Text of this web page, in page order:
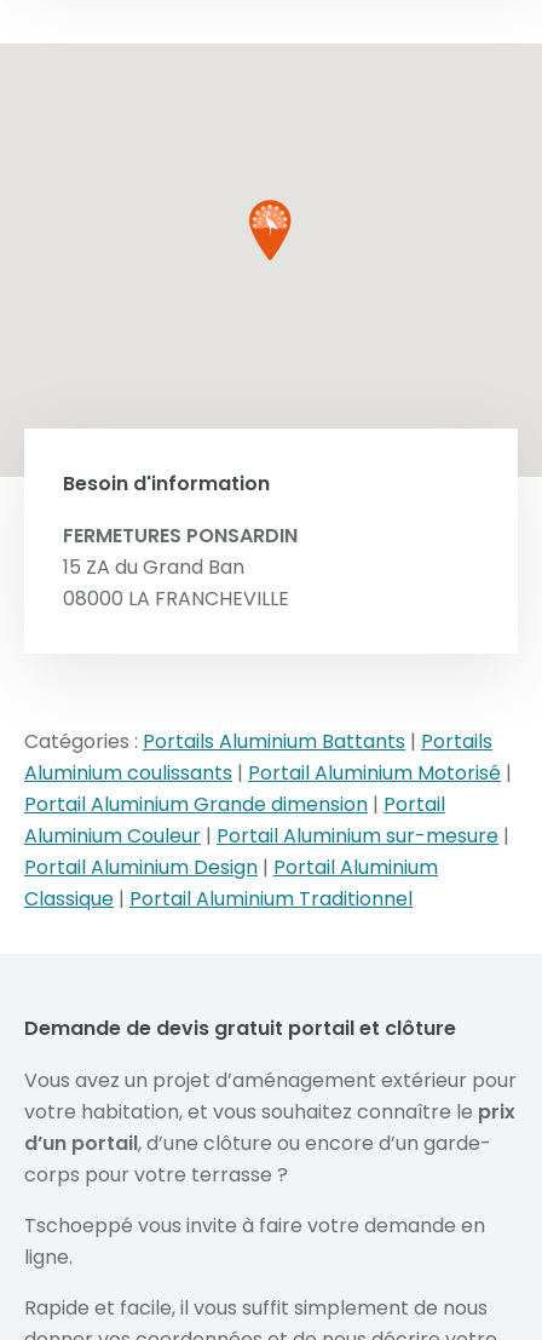
Besoin d'information
FERMETURES PONSARDIN
15 ZA du Grand Ban
08000 LA FRANCHEVILLE
Catégories : Portails Aluminium Battants | Portails
Aluminium coulissants | Portail Aluminium Motorisé |
Portail Aluminium Grande dimension | Portail
Aluminium Couleur | Portail Aluminium sur-mesure |
Portail Aluminium Design | Portail Aluminium
Classique | Portail Aluminium Traditionnel
Demande de devis gratuit portail et clôture
Vous avez un projet d’aménagement extérieur pour
votre habitation, et vous souhaitez connaître le prix
d’un portail, d’une clôture ou encore d’un garde-
corps pour votre terrasse ?
Tschoeppé vous invite à faire votre demande en
ligne.
Rapide et facile, il vous suffit simplement de nous